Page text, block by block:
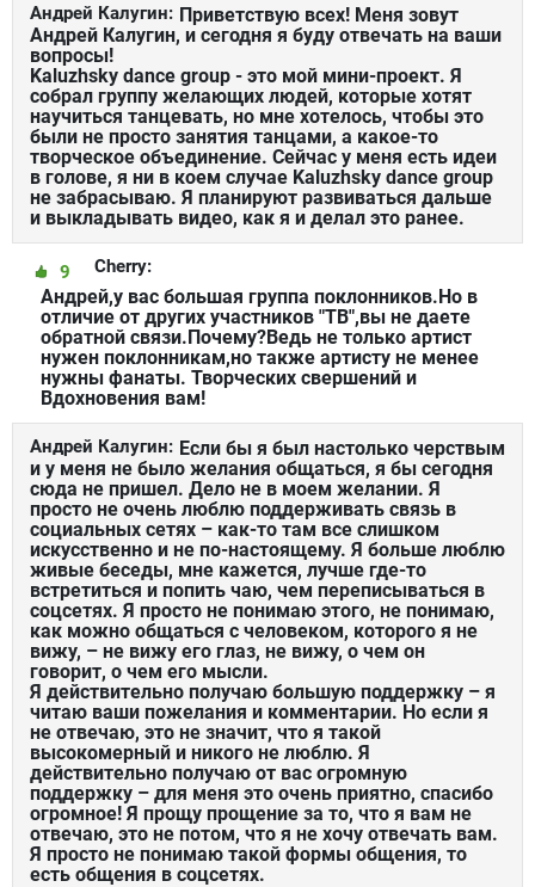
Андрей Калугин: Приветствую всех! Меня зовут
Андрей Калугин, и сегодня я буду отвечать на ваши
вопросы!
Kaluzhsky dance group - это мой мини-проект. Я
собрал группу желающих людей, которые хотят
научиться танцевать, но мне хотелось, чтобы это
были не просто занятия танцами, а какое-то
творческое объединение. Сейчас у меня есть идеи
в голове, я ни в коем случае Kaluzhsky dance group
не забрасываю. Я планируют развиваться дальше
и выкладывать видео, как я и делал это ранее.
Cherry:
9
Андрей,у вас большая группа поклонников.Но в
отличие от других участников "ТВ",вы не даете
обратной связи.Почему?Ведь не только артист
нужен поклонникам,но также артисту не менее
нужны фанаты. Творческих свершений и
Вдохновения вам!
Андрей Калугин: Если бы я был настолько черствым
и у меня не было желания общаться, я бы сегодня
сюда не пришел. Дело не в моем желании. Я
просто не очень люблю поддерживать связь в
социальных сетях – как-то там все слишком
искусственно и не по-настоящему. Я больше люблю
живые беседы, мне кажется, лучше где-то
встретиться и попить чаю, чем переписываться в
соцсетях. Я просто не понимаю этого, не понимаю,
как можно общаться с человеком, которого я не
вижу, – не вижу его глаз, не вижу, о чем он
говорит, о чем его мысли.
Я действительно получаю большую поддержку – я
читаю ваши пожелания и комментарии. Но если я
не отвечаю, это не значит, что я такой
высокомерный и никого не люблю. Я
действительно получаю от вас огромную
поддержку – для меня это очень приятно, спасибо
огромное! Я прощу прощение за то, что я вам не
отвечаю, это не потом, что я не хочу отвечать вам.
Я просто не понимаю такой формы общения, то
есть общения в соцсетях.